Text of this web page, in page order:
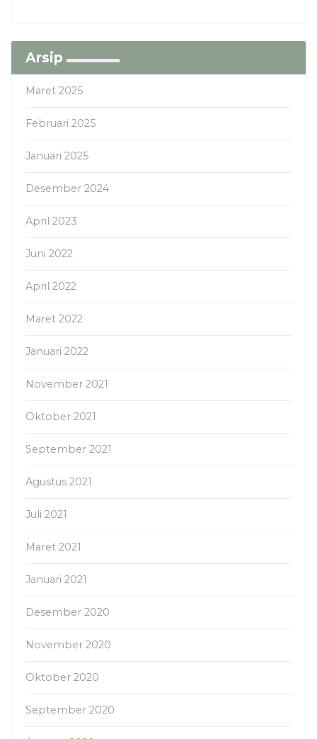
Arsip
Maret 2025
Februari 2025
Januari 2025
Desember 2024
April 2023
Juni 2022
April 2022
Maret 2022
Januari 2022
November 2021
Oktober 2021
September 2021
Agustus 2021
Juli 2021
Maret 2021
Januari 2021
Desember 2020
November 2020
Oktober 2020
September 2020